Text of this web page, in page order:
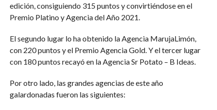
edición, consiguiendo 315 puntos y convirtiéndose en el
Premio Platino y Agencia del Año 2021.
El segundo lugar lo ha obtenido la Agencia MarujaLimón,
con 220 puntos y el Premio Agencia Gold. Y el tercer lugar
con 180 puntos recayó en la Agencia Sr Potato – B Ideas.
Por otro lado, las grandes agencias de este año
galardonadas fueron las siguientes: